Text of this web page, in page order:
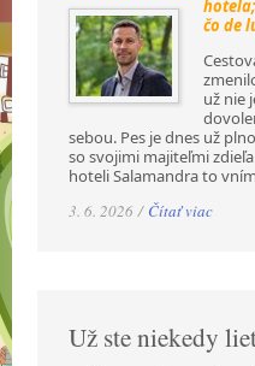
čo de
už nie
sebou. Pes je dnes už
so svojimi majiteľmi
hoteli Salamandra to
3. 6. 2026 / Čítať viac
Už ste niekedy